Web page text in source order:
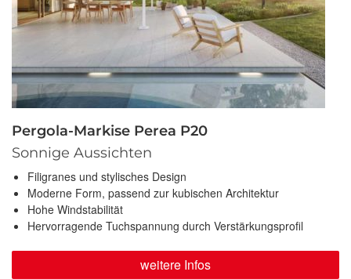
Pergola-Markise Perea P20
Sonnige Aussichten
Filigranes und stylisches Design
Moderne Form, passend zur kubischen Architektur
Hohe Windstabilität
Hervorragende Tuchspannung durch Verstärkungsprofil
weitere Infos